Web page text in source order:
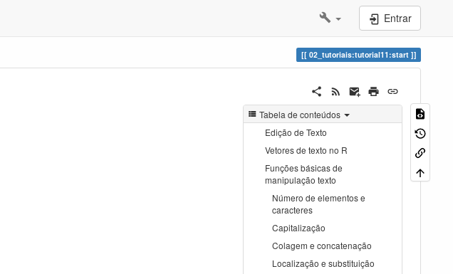
Entrar
02_tutoriais:tutorial11:start
Tabela de conteúdos
Edição de Texto
Vetores de texto no R
Funções básicas de
manipulação texto
Número de elementos e
caracteres
Capitalização
Colagem e concatenação
Localização e substituição